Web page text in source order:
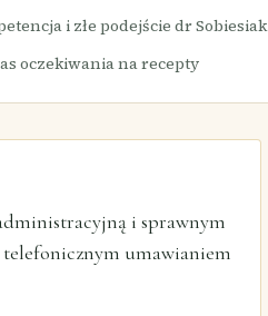
i złe podejście dr Sobiesiak
oczekiwania na recepty
i sprawnym
umawianiem